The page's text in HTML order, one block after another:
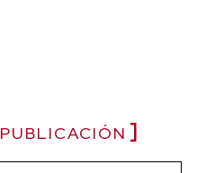
PUBLICACIÓN